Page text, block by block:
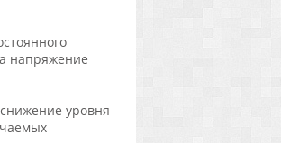
напряжение
уровня